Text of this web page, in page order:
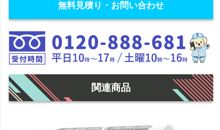
無料見積り・お問い合わせ
関連商品